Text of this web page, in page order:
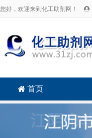
您好，欢迎来到化工助剂网！ 
 首页